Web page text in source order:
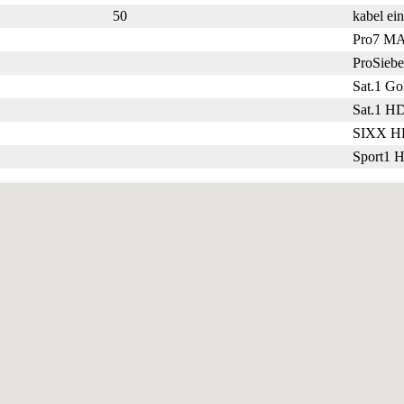
50
kabel
Pro7
Sat.1
Sat.1
SIXX
Sport1